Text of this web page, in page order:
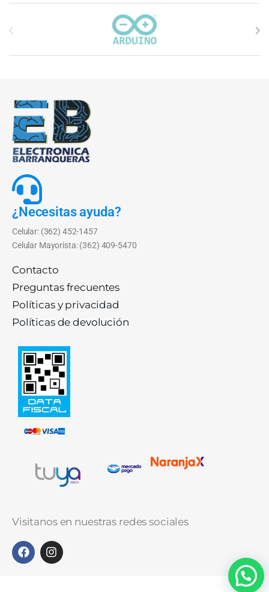
Carrusel de marcas
¿Necesitas ayuda?
Celular: (362) 452-1457
Celular Mayorista: (362) 409-5470
Contacto
Preguntas frecuentes
Políticas y privacidad
Políticas de devolución
Visitanos en nuestras redes sociales